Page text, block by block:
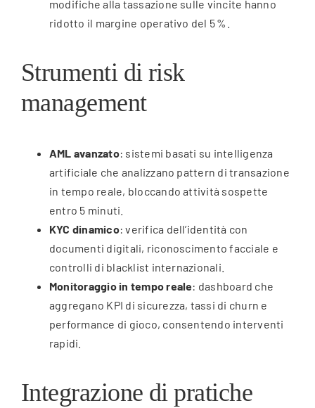
modifiche alla tassazione sulle vincite hanno
ridotto il margine operativo del 5 %.
Strumenti di risk
management
AML avanzato: sistemi basati su intelligenza
artificiale che analizzano pattern di transazione
in tempo reale, bloccando attività sospette
entro 5 minuti.
KYC dinamico: verifica dell’identità con
documenti digitali, riconoscimento facciale e
controlli di blacklist internazionali.
Monitoraggio in tempo reale: dashboard che
aggregano KPI di sicurezza, tassi di churn e
performance di gioco, consentendo interventi
rapidi.
Integrazione di pratiche